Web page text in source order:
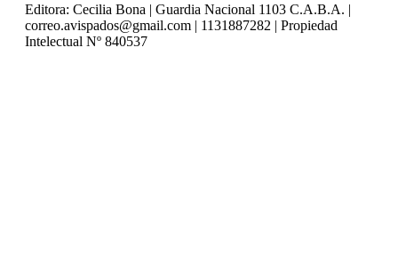
Editora: Cecilia Bona | Guardia Nacional 1103 C.A.B.A. |
correo.avispados@gmail.com | 1131887282 | Propiedad
Intelectual Nº 840537